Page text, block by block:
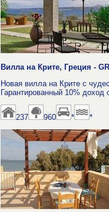
Вилла на Крите, Греция -
Новая вилла на Крите с
Гарантированный 10% доход
237 960 * *